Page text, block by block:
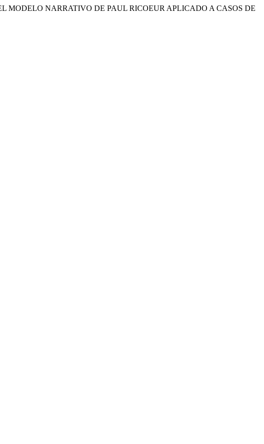
MODELO NARRATIVO DE PAUL RICOEUR APLICADO A CASOS DE